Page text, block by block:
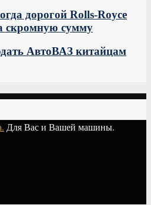
дорогой Rolls-Royce
скромную сумму
АвтоВАЗ китайцам
Для Вас и Вашей машины.